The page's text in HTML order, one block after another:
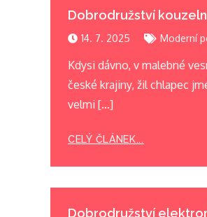
Dobrodružství
14. 7. 2025 Moderní
Kdysi dávno, v malebné
české krajiny, žil chlapec
velmi […]
CELÝ ČLÁNEK...
Dobrodružství